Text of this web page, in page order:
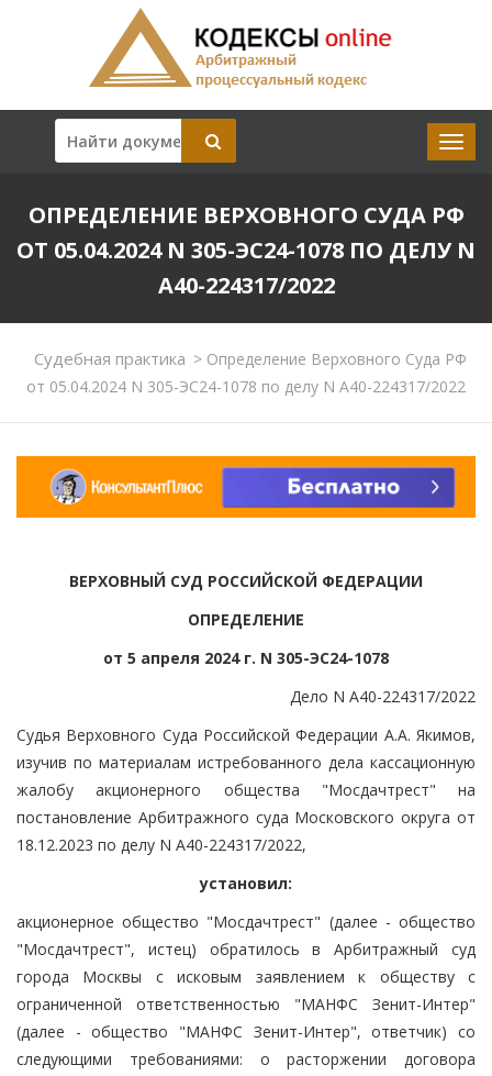
ОПРЕДЕЛЕНИЕ ВЕРХОВНОГО СУДА РФ
ОТ 05.04.2024 N 305-ЭС24-1078 ПО ДЕЛУ N
А40-224317/2022
Судебная практика >Определение Верховного Суда РФ
от 05.04.2024 N 305-ЭС24-1078 по делу N А40-224317/2022
ВЕРХОВНЫЙ СУД РОССИЙСКОЙ ФЕДЕРАЦИИ
ОПРЕДЕЛЕНИЕ
от 5 апреля 2024 г. N 305-ЭС24-1078
Дело N А40-224317/2022
Судья Верховного Суда Российской Федерации А.А. Якимов,
изучив по материалам истребованного дела кассационную
жалобу акционерного общества "Мосдачтрест" на
постановление Арбитражного суда Московского округа от
18.12.2023 по делу N А40-224317/2022,
установил:
акционерное общество "Мосдачтрест" (далее - общество
"Мосдачтрест", истец) обратилось в Арбитражный суд
города Москвы с исковым заявлением к обществу с
ограниченной ответственностью "МАНФС Зенит-Интер"
(далее - общество "МАНФС Зенит-Интер", ответчик) со
следующими требованиями: о расторжении договора